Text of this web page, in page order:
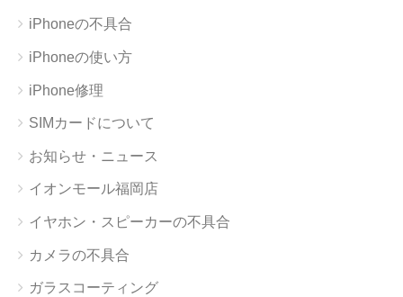
iPhoneの不具合
iPhoneの使い方
iPhone修理
SIMカードについて
お知らせ・ニュース
イオンモール福岡店
イヤホン・スピーカーの不具合
カメラの不具合
ガラスコーティング